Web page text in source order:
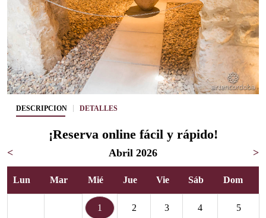
DESCRIPCIÓN DETALLES
¡Reserva online fácil y rápido!
< Abril 2026 >
Lun Mar Mié Jue Vie Sáb Dom
1 2 3 4 5